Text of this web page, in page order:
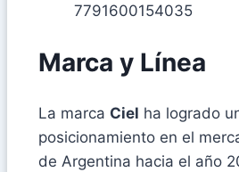
7791600154035
Marca y Línea
La marca Ciel ha logrado
posicionamiento en el
de Argentina hacia el año